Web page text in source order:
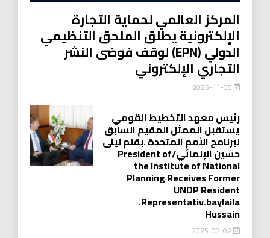
المركز العالمي لحماية التجارة
الإلكترونية يطلق الملحق التنظيمي
الدولي (EPN) لوقف فوضى النشر
التجاري الإلكتروني
رئيس معهد التخطيط القومي
يستقبل الممثل المقيم السابق
لبرنامج الأمم المتحدة .بقلم ليلى
حسين الإنمائي/President of
the Institute of National
Planning Receives Former
UNDP Resident
.Representativ.baylaila
Hussain
2025-07-02